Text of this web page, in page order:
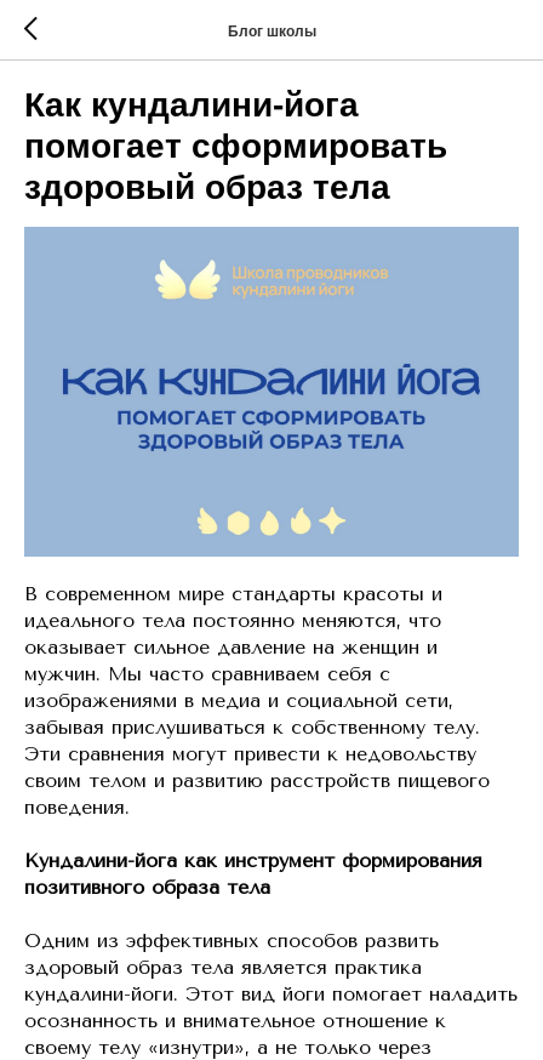
Блог школы
Как кундалини-йога
помогает сформировать
здоровый образ тела
В современном мире стандарты красоты и
идеального тела постоянно меняются, что
оказывает сильное давление на женщин и
мужчин. Мы часто сравниваем себя с
изображениями в медиа и социальной сети,
забывая прислушиваться к собственному телу.
Эти сравнения могут привести к недовольству
своим телом и развитию расстройств пищевого
поведения.
Кундалини-йога как инструмент формирования
позитивного образа тела
Одним из эффективных способов развить
здоровый образ тела является практика
кундалини-йоги. Этот вид йоги помогает наладить
осознанность и внимательное отношение к
своему телу «изнутри», а не только через